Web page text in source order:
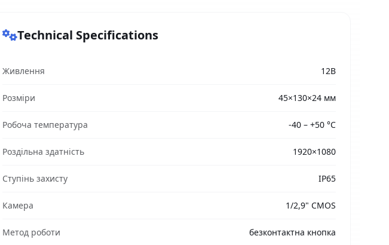
Technical Specifications
Живлення 12В
Розміри 45×130×24 мм
Робоча температура -40 – +50 °С
Роздільна здатність 1920×1080
Ступінь захисту IP65
Камера 1/2,9" CMOS
Метод роботи безконтактна кнопка